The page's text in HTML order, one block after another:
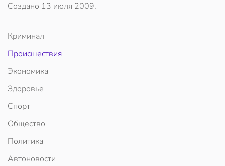
Создано 13 июля 2009.
Криминал
Происшествия
Экономика
Здоровье
Спорт
Общество
Политика
Автоновости